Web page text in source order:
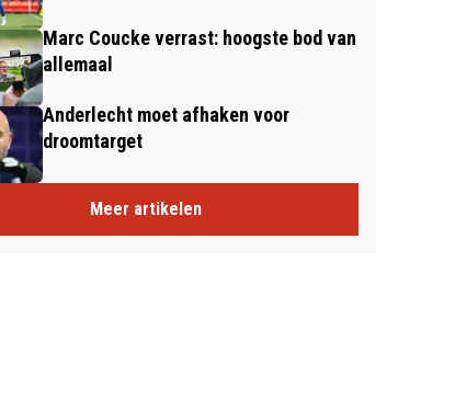
Marc Coucke verrast: hoogste bod van
allemaal
Anderlecht moet afhaken voor
droomtarget
Meer artikelen